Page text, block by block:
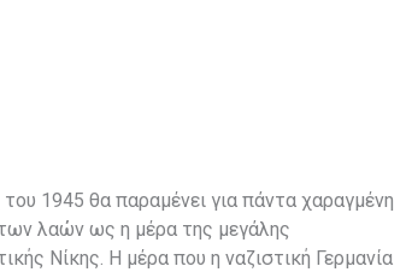
1945 θα παραμένει για πάντα χαραγμένη
λαών ως η μέρα της μεγάλης
Νίκης. Η μέρα που η ναζιστική Γερμανία